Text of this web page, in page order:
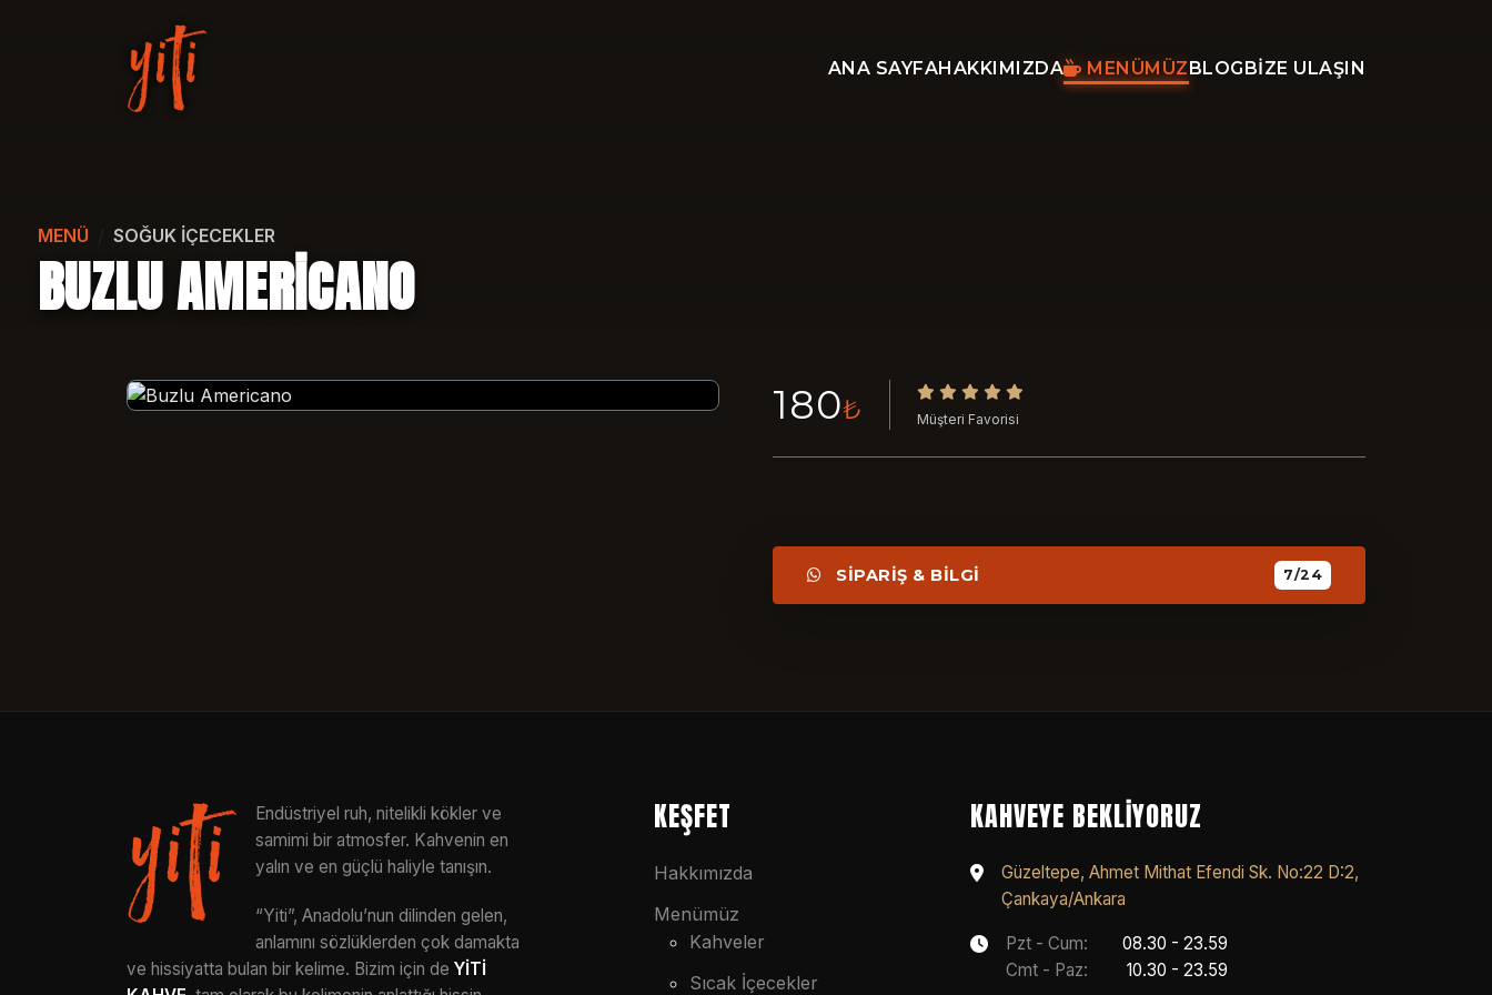
ANA SAYFAHAKKIMIZDA MENÜMÜZBLOGBIZE ULAŞIN
MENÜ SOĞUK İÇECEKLER
BUZLU AMERICANO
180₺ Müşteri Favorisi
SİPARİŞ & BİLGİ 7/24
Endüstriyel ruh, nitelikli kökler ve
samimi bir atmosfer. Kahvenin en
yalın ve en güçlü haliyle tanışın.
“Yiti”, Anadolu’nun dilinden gelen,
anlamını sözlüklerden çok damakta
ve hissiyatta bulan bir kelime. Bizim için de YİTİ
KEŞFET
Hakkımızda
Menümüz
Kahveler
Sıcak İçecekler
KAHVEYE BEKLIYORUZ
Güzeltepe, Ahmet Mithat Efendi Sk. No:22 D:2,
Çankaya/Ankara
Pzt - Cum:
08.30 - 23.59
Cmt - Paz:
10.30 - 23.59